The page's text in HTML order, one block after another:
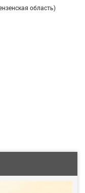
область)